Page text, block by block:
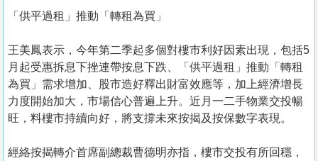
「供平過租」推動「轉租為買」
王美鳳表示，今年第二季起多個對樓市利好因素出現，包括5
月起受惠拆息下挫連帶按息下跌、「供平過租」推動「轉租
為買」需求增加、股市造好釋出財富效應等，加上經濟增長
力度開始加大，市場信心普遍上升。近月一二手物業交投暢
旺，料樓市持續向好，將支撐未來按揭及按保數字表現。
經絡按揭轉介首席副總裁曹德明亦指，樓市交投有所回穩，